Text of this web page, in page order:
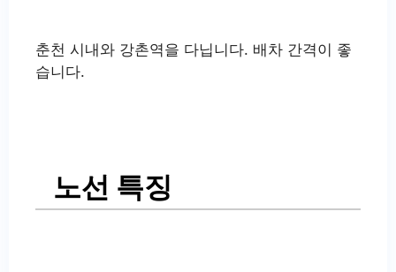
춘천 시내와 강촌역을 다닙니다. 배차 간격이 좋
습니다.
노선 특징